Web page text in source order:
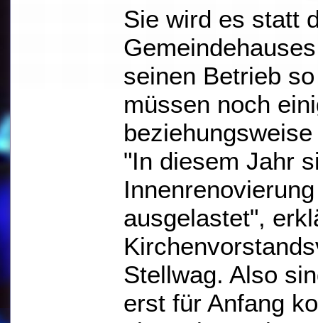
Sie wird es statt
seinen Betrieb
müssen noch
"In diesem Jahr
ausgelastet",
Stellwag. Also
erst für Anfang